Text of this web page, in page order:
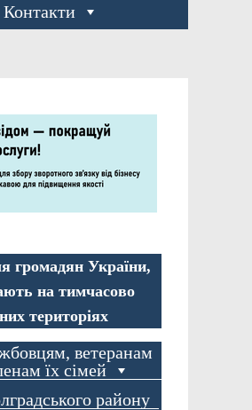
Контакти
громадян України,
на тимчасово
територіях
ветеранам
їх сімей
району